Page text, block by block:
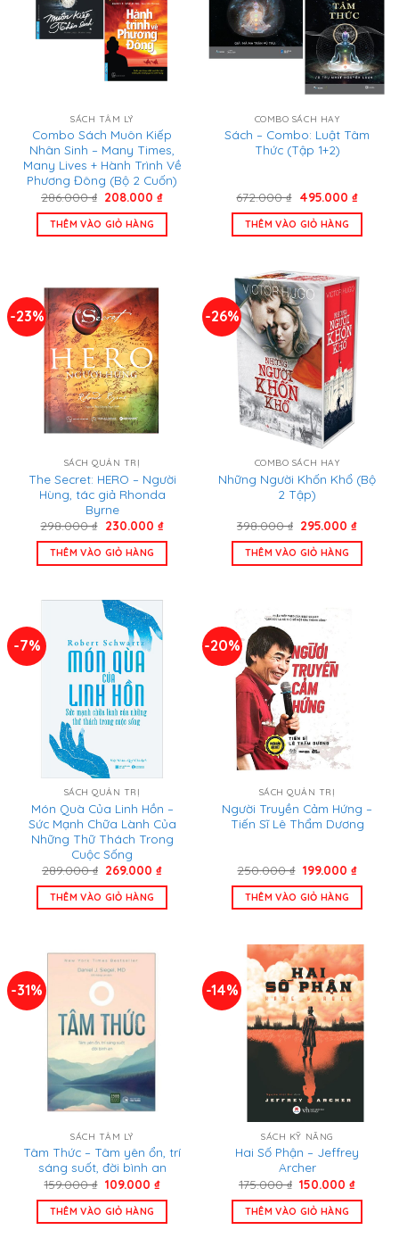
SÁCH TÂM LÝ
Combo Sách Muôn Kiếp
Nhân Sinh – Many Times,
Many Lives + Hành Trình Về
Phương Đông (Bộ 2 Cuốn)
286.000₫ Giá
là:
286.000 ₫.
208.000₫Giá
tại
THÊM VÀO GIỎ HÀNG
COMBO SÁCH HAY
Sách – Combo: Luật Tâm
Thức (Tập 1+2)
672.000₫ Giá
là:
672.000 ₫.
495.000 ₫Giá
tại
THÊM VÀO GIỎ HÀNG
-23%
SÁCH QUẢN TRỊ
The Secret: HERO – Người
Hùng, tác giả Rhonda
Byrne
298.000₫ Giá
là:
298.000 ₫.
230.000 ₫Giá
THÊM VÀO GIỎ HÀNG
-26%
COMBO SÁCH HAY
Những Người Khốn Khổ (Bộ
2 Tập)
398.000₫ Giá
là:
398.000 ₫.
295.000₫Giá
THÊM VÀO GIỎ HÀNG
-7%
SÁCH QUẢN TRỊ
Món Quà Của Linh Hồn –
Sức Mạnh Chữa Lành Của
Những Thữ Thách Trong
Cuộc Sống
289.000₫ Giá
là:
289.000 ₫.
269.000₫Giá
tại
THÊM VÀO GIỎ HÀNG
-20%
SÁCH QUẢN TRỊ
Người Truyền Cảm Hứng –
Tiến Sĩ Lê Thẩm Dương
250.000₫ Giá
là:
250.000 ₫.
199.000 ₫Giá
tại
THÊM VÀO GIỎ HÀNG
-31%
SÁCH TÂM LÝ
Tâm Thức – Tâm yên ổn, trí
sáng suốt, đời bình an
159.000₫ Giá
là:
159.000 ₫.
109.000 ₫Giá
tại
THÊM VÀO GIỎ HÀNG
-14%
SÁCH KỸ NĂNG
Hai Số Phận – Jeffrey
Archer
175.000₫ Giá
là:
175.000 ₫.
150.000₫Giá
tại
THÊM VÀO GIỎ HÀNG